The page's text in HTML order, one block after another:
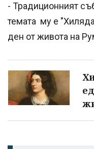
- Традиционният
темата му е
ден от живота на